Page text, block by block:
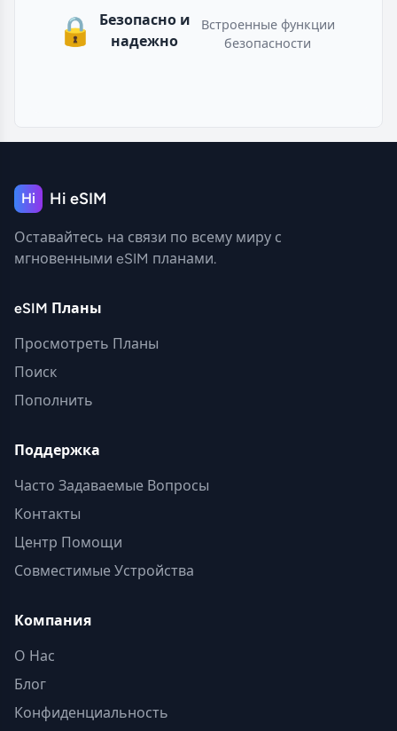
🔒
Безопасно и
надежно
Встроенные функции
безопасности
Hi Hi eSIM
Оставайтесь на связи по всему миру с
мгновенными eSIM планами.
eSIM Планы
Просмотреть Планы
Поиск
Пополнить
Поддержка
Часто Задаваемые Вопросы
Контакты
Центр Помощи
Совместимые Устройства
Компания
О Нас
Блог
Конфиденциальность